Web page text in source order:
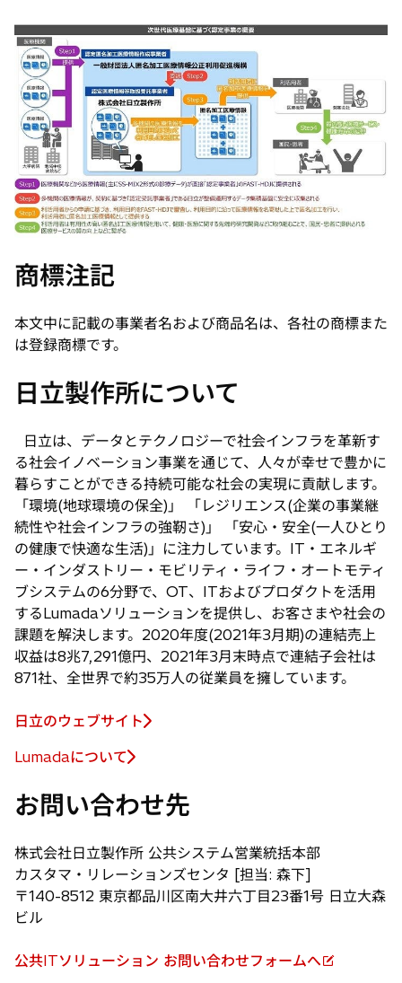
商標注記
本文中に記載の事業者名および商品名は、各社の商標また
は登録商標です。
日立製作所について
日立は、データとテクノロジーで社会インフラを革新す
る社会イノベーション事業を通じて、人々が幸せで豊かに
暮らすことができる持続可能な社会の実現に貢献します。
「環境(地球環境の保全)」 「レジリエンス(企業の事業継
続性や社会インフラの強靭さ)」 「安心・安全(一人ひとり
の健康で快適な生活)」に注力しています。IT・エネルギ
ー・インダストリー・モビリティ・ライフ・オートモティ
ブシステムの6分野で、OT、ITおよびプロダクトを活用
するLumadaソリューションを提供し、お客さまや社会の
課題を解決します。2020年度(2021年3月期)の連結売上
収益は8兆7,291億円、2021年3月末時点で連結子会社は
871社、全世界で約35万人の従業員を擁しています。
日立のウェブサイト
Lumadaについて
新
い
ブ
で
開
く
お問い合わせ先
株式会社日立製作所 公共システム営業統括本部
カスタマ・リレーションズセンタ [担当: 森下]
〒140-8512 東京都品川区南大井六丁目23番1号 日立大森
ビル
公共ITソリューション お問い合わせフォームへ
新